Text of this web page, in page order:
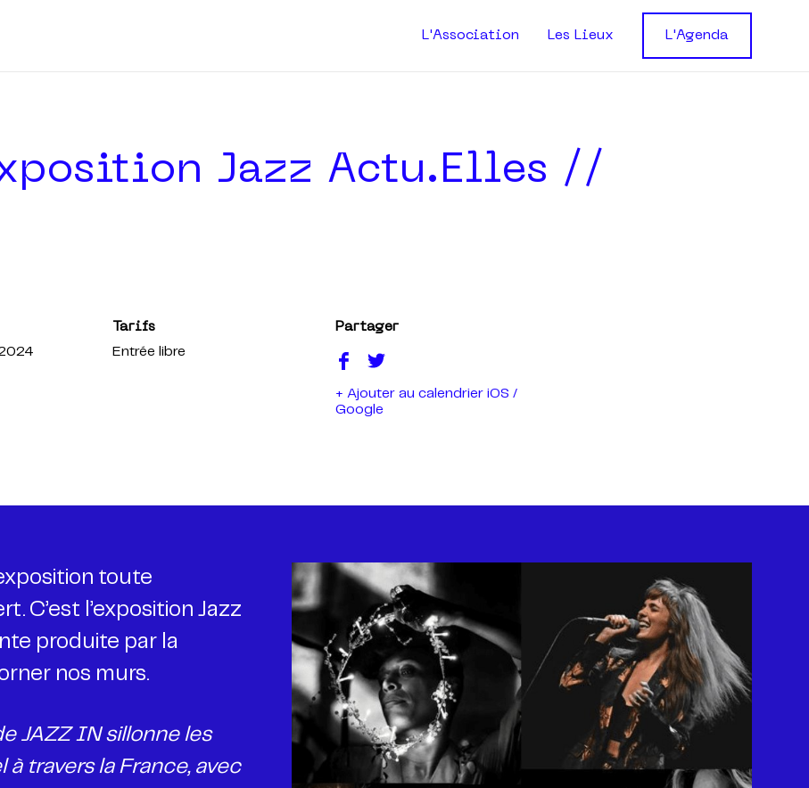
L'Association Les Lieux L'Agenda
Jazz Actu.elles //
Tarifs
Entrée libre
Partager
+ Ajouter au calendrier iOS /
Google
toute
C’est l’exposition Jazz
produite par la
nos murs.
JAZZ IN sillonne les
travers la France, avec